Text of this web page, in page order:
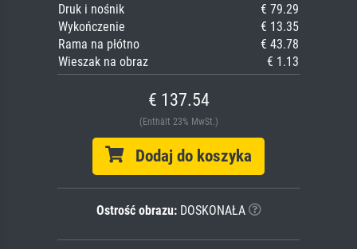
Druk i nośnik
€ 79.29
Wykończenie
€ 13.35
Rama na płótno
€ 43.78
Wieszak na obraz
€ 1.13
€ 137.54
(Enthält 23% MwSt.)
Dodaj do koszyka
Ostrość obrazu:DOSKONAŁA